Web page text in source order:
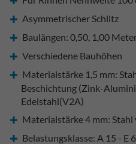
Asymmetrischer Schlitz
Baulängen: 0,50, 1,00
Verschiedene Bauhöhen
Materialstärke 1,5 mm:
Beschichtung (Zink-
Edelstahl(V2A)
Materialstärke 4 mm:
Belastungsklasse: A 15 - E